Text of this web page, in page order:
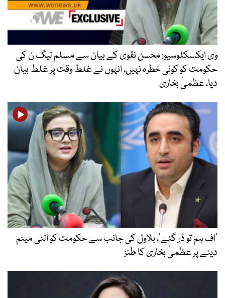
وی ایکسکلوسیو: محسن نقوی کے بیان سے مسلم لیگ ن کی
حکومت کو کوئی خطرہ نہیں، انہوں نے غلط وقت پر غلط بیان
دیا، عظمیٰ بخاری
’اف ہم تو ڈر گئے‘، بلاول کی جانب سے حکومت کو الٹی میٹم
دینے پر عظمیٰ بخاری کا طنز